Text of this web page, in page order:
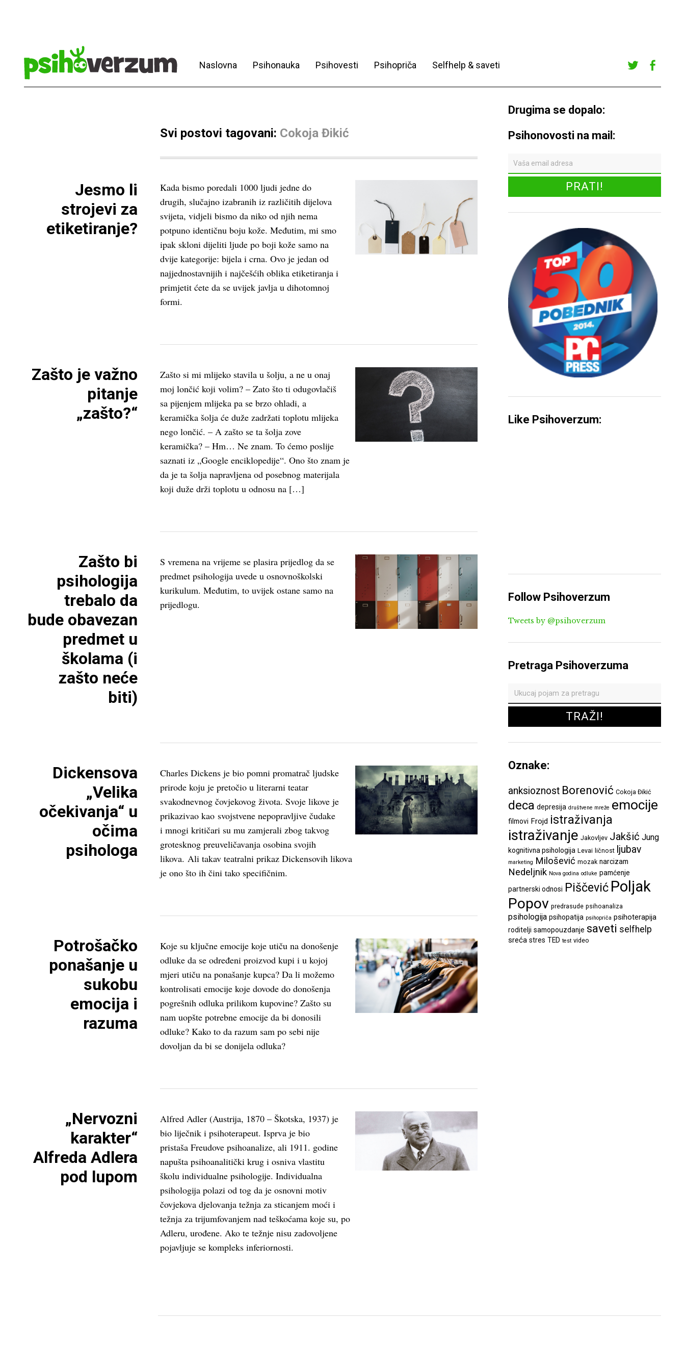
Naslovna Psihonauka Psihovesti Psihopriča Selfhelp & saveti
r
ook
Svi postovi tagovani: Cokoja Đikić
Jesmo li
strojevi za
etiketiranje?
Kada bismo poredali 1000 ljudi jedne do
drugih, slučajno izabranih iz različitih dijelova
svijeta, vidjeli bismo da niko od njih nema
potpuno identičnu boju kože. Međutim, mi smo
ipak skloni dijeliti ljude po boji kože samo na
dvije kategorije: bijela i crna. Ovo je jedan od
najjednostavnijih i najčešćih oblika etiketiranja i
primjetit ćete da se uvijek javlja u dihotomnoj
formi.
Zašto je važno
pitanje
„zašto?“
Zašto si mi mlijeko stavila u šolju, a ne u onaj
moj lončić koji volim? – Zato što ti odugovlačiš
sa pijenjem mlijeka pa se brzo ohladi, a
keramička šolja će duže zadržati toplotu mlijeka
nego lončić. – A zašto se ta šolja zove
keramička? – Hm… Ne znam. To ćemo poslije
saznati iz „Google enciklopedije“. Ono što znam je
da je ta šolja napravljena od posebnog materijala
koji duže drži toplotu u odnosu na […]
Zašto bi
psihologija
trebalo da
bude obavezan
predmet u
školama (i
zašto neće
biti)
S vremena na vrijeme se plasira prijedlog da se
predmet psihologija uvede u osnovnoškolski
kurikulum. Međutim, to uvijek ostane samo na
prijedlogu.
Dickensova
„Velika
očekivanja“ u
očima
psihologa
Charles Dickens je bio pomni promatrač ljudske
prirode koju je pretočio u literarni teatar
svakodnevnog čovjekovog života. Svoje likove je
prikazivao kao svojstvene nepopravljive čudake
i mnogi kritičari su mu zamjerali zbog takvog
grotesknog preuveličavanja osobina svojih
likova. Ali takav teatralni prikaz Dickensovih likova
je ono što ih čini tako specifičnim.
Potrošačko
ponašanje u
sukobu
emocija i
razuma
Koje su ključne emocije koje utiču na donošenje
odluke da se određeni proizvod kupi i u kojoj
mjeri utiču na ponašanje kupca? Da li možemo
kontrolisati emocije koje dovode do donošenja
pogrešnih odluka prilikom kupovine? Zašto su
nam uopšte potrebne emocije da bi donosili
odluke? Kako to da razum sam po sebi nije
dovoljan da bi se donijela odluka?
„Nervozni
karakter“
Alfreda Adlera
pod lupom
Alfred Adler (Austrija, 1870 – Škotska, 1937) je
bio liječnik i psihoterapeut. Isprva je bio
pristaša Freudove psihoanalize, ali 1911. godine
napušta psihoanalitički krug i osniva vlastitu
školu individualne psihologije. Individualna
psihologija polazi od tog da je osnovni motiv
čovjekova djelovanja težnja za sticanjem moći i
težnja za trijumfovanjem nad teškoćama koje su, po
Adleru, urođene. Ako te težnje nisu zadovoljene
pojavljuje se kompleks inferiornosti.
Drugima se dopalo:
Psihonovosti na mail:
Like Psihoverzum:
Follow Psihoverzum
Tweets by @psihoverzum
Pretraga Psihoverzuma
Oznake:
anksioznost Borenović Cokoja Đikić
deca depresija društvene mreže emocije
filmovi Frojd istraživanja
istraživanje Jakovljev Jakšić Jung
kognitivna psihologija Levai ličnost ljubav
marketing Milošević mozak narcizam
Nedeljnik Nova godina odluke pamćenje
partnerski odnosi Piščević Poljak
Popov predrasude psihoanaliza
psihologija psihopatija psihopriča psihoterapija
roditelji samopouzdanje saveti selfhelp
sreća stres TED test video